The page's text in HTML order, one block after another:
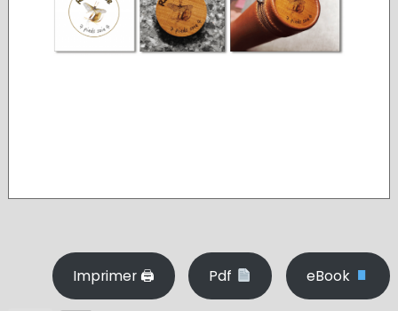
Imprimer 🖨 Pdf eBook